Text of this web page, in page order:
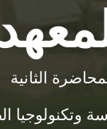
الثانية
وتكنولوجيا